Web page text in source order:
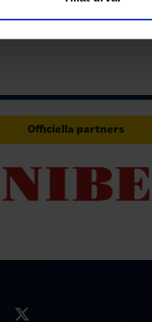
Officiella partners